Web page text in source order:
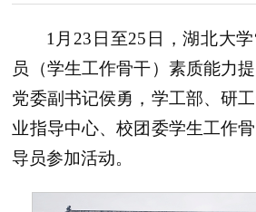
1月23日至25日，湖北大
员（学生工作骨干）素质能力
党委副书记侯勇，学工部、研
业指导中心、校团委学生工作
导员参加活动。